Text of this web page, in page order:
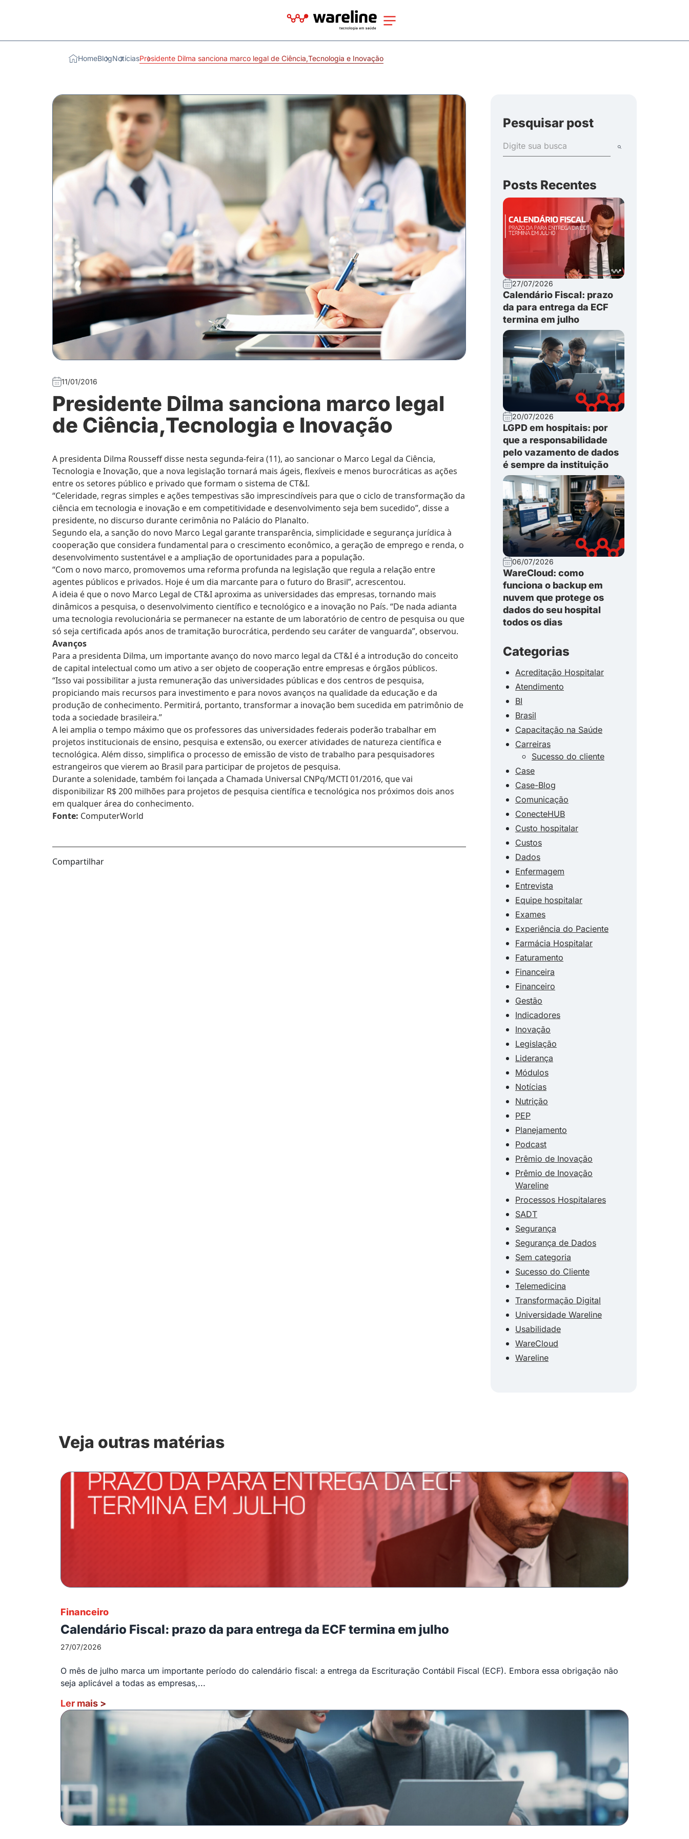
HomeBlogNotíciasPresidente Dilma sanciona marco legal de Ciência,Tecnologia e Inovação
11/01/2016
Presidente Dilma sanciona marco legal
de Ciência,Tecnologia e Inovação
A presidenta Dilma Rousseff disse nesta segunda-feira (11), ao sancionar o Marco Legal da Ciência,
Tecnologia e Inovação, que a nova legislação tornará mais ágeis, flexíveis e menos burocráticas as ações
entre os setores público e privado que formam o sistema de CT&I.
“Celeridade, regras simples e ações tempestivas são imprescindíveis para que o ciclo de transformação da
ciência em tecnologia e inovação e em competitividade e desenvolvimento seja bem sucedido”, disse a
presidente, no discurso durante cerimônia no Palácio do Planalto.
Segundo ela, a sanção do novo Marco Legal garante transparência, simplicidade e segurança jurídica à
cooperação que considera fundamental para o crescimento econômico, a geração de emprego e renda, o
desenvolvimento sustentável e a ampliação de oportunidades para a população.
“Com o novo marco, promovemos uma reforma profunda na legislação que regula a relação entre
agentes públicos e privados. Hoje é um dia marcante para o futuro do Brasil”, acrescentou.
A ideia é que o novo Marco Legal de CT&I aproxima as universidades das empresas, tornando mais
dinâmicos a pesquisa, o desenvolvimento científico e tecnológico e a inovação no País. “De nada adianta
uma tecnologia revolucionária se permanecer na estante de um laboratório de centro de pesquisa ou que
só seja certificada após anos de tramitação burocrática, perdendo seu caráter de vanguarda”, observou.
Avanços
Para a presidenta Dilma, um importante avanço do novo marco legal da CT&I é a introdução do conceito
de capital intelectual como um ativo a ser objeto de cooperação entre empresas e órgãos públicos.
“Isso vai possibilitar a justa remuneração das universidades públicas e dos centros de pesquisa,
propiciando mais recursos para investimento e para novos avanços na qualidade da educação e da
produção de conhecimento. Permitirá, portanto, transformar a inovação bem sucedida em patrimônio de
toda a sociedade brasileira.”
A lei amplia o tempo máximo que os professores das universidades federais poderão trabalhar em
projetos institucionais de ensino, pesquisa e extensão, ou exercer atividades de natureza científica e
tecnológica. Além disso, simplifica o processo de emissão de visto de trabalho para pesquisadores
estrangeiros que vierem ao Brasil para participar de projetos de pesquisa.
Durante a solenidade, também foi lançada a Chamada Universal CNPq/MCTI 01/2016, que vai
disponibilizar R$ 200 milhões para projetos de pesquisa científica e tecnológica nos próximos dois anos
em qualquer área do conhecimento.
Fonte: ComputerWorld
Compartilhar
Pesquisar post
Posts Recentes
27/07/2026
Calendário Fiscal: prazo
da para entrega da ECF
termina em julho
20/07/2026
LGPD em hospitais: por
que a responsabilidade
pelo vazamento de dados
é sempre da instituição
06/07/2026
WareCloud: como
funciona o backup em
nuvem que protege os
dados do seu hospital
todos os dias
Categorias
Acreditação Hospitalar
Atendimento
BI
Brasil
Capacitação na Saúde
Carreiras
Sucesso do cliente
Case
Case-Blog
Comunicação
ConecteHUB
Custo hospitalar
Custos
Dados
Enfermagem
Entrevista
Equipe hospitalar
Exames
Experiência do Paciente
Farmácia Hospitalar
Faturamento
Financeira
Financeiro
Gestão
Indicadores
Inovação
Legislação
Liderança
Módulos
Notícias
Nutrição
PEP
Planejamento
Podcast
Prêmio de Inovação
Prêmio de Inovação
Wareline
Processos Hospitalares
SADT
Segurança
Segurança de Dados
Sem categoria
Sucesso do Cliente
Telemedicina
Transformação Digital
Universidade Wareline
Usabilidade
WareCloud
Wareline
Veja outras matérias
Financeiro
Calendário Fiscal: prazo da para entrega da ECF termina em julho
27/07/2026
O mês de julho marca um importante período do calendário fiscal: a entrega da Escrituração Contábil Fiscal (ECF). Embora essa obrigação não
seja aplicável a todas as empresas,...
Ler mais >